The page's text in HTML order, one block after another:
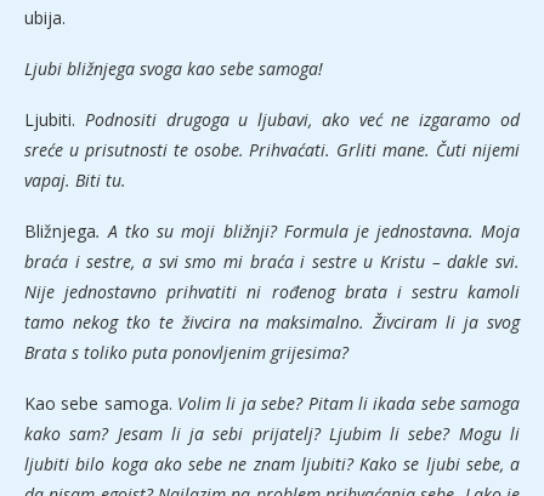
ubija.
Ljubi bližnjega svoga kao sebe samoga!
Ljubiti. Podnositi drugoga u ljubavi, ako već ne izgaramo od
sreće u prisutnosti te osobe. Prihvaćati. Grliti mane. Čuti nijemi
vapaj. Biti tu.
Bližnjega. A tko su moji bližnji? Formula je jednostavna. Moja
braća i sestre, a svi smo mi braća i sestre u Kristu – dakle svi.
Nije jednostavno prihvatiti ni rođenog brata i sestru kamoli
tamo nekog tko te živcira na maksimalno. Živciram li ja svog
Brata s toliko puta ponovljenim grijesima?
Kao sebe samoga. Volim li ja sebe? Pitam li ikada sebe samoga
kako sam? Jesam li ja sebi prijatelj? Ljubim li sebe? Mogu li
ljubiti bilo koga ako sebe ne znam ljubiti? Kako se ljubi sebe, a